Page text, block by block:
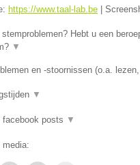
https://www.taal-lab.be |
stemproblemen? Hebt u een
▼
en -stoornissen (o.a.
▼
facebook posts ▼
media: